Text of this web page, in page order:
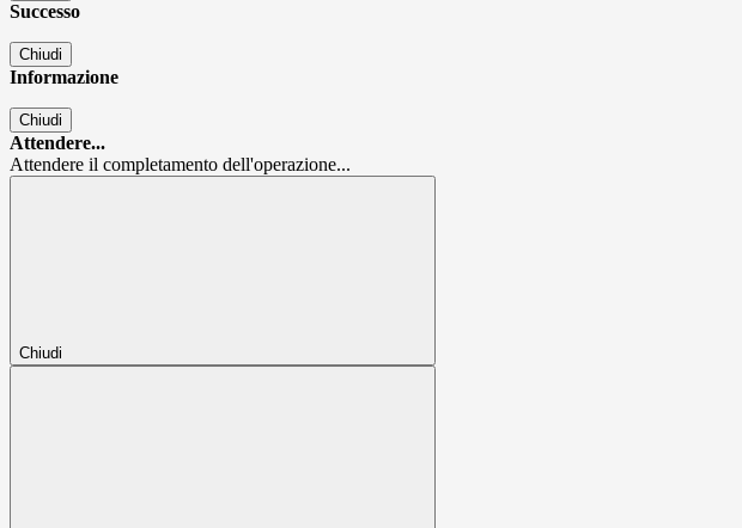
Successo
Chiudi
Informazione
Chiudi
Attendere...
Attendere il completamento dell'operazione...
Chiudi